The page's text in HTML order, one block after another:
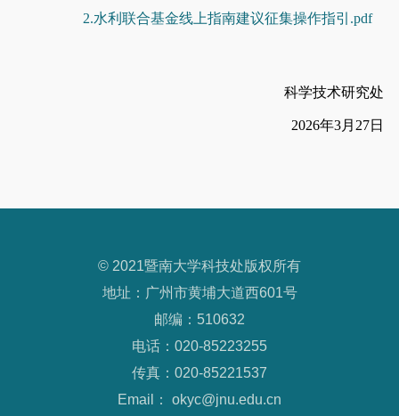
2.水利联合基金线上指南建议征集操作指引.pdf
科学技术研究处
2026年3月27日
© 2021暨南大学科技处版权所有
地址：广州市黄埔大道西601号
邮编：510632
电话：020-85223255
传真：020-85221537
Email： okyc@jnu.edu.cn